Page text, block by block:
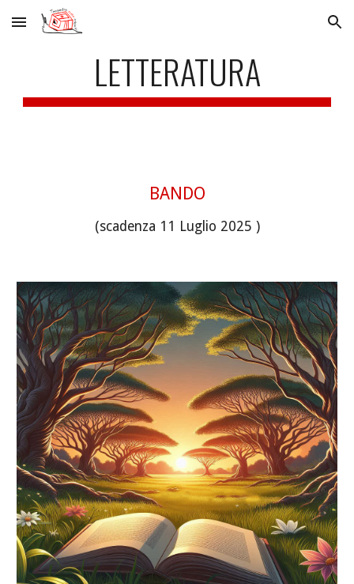
Skip to main content Skip to navigation
LETTERATURA
BANDO
(scadenza 11 Luglio 2025 )